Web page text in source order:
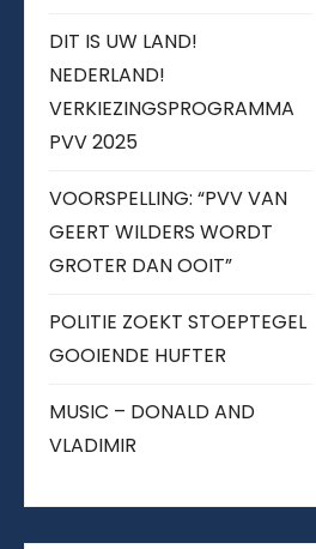
DIT IS UW LAND!
NEDERLAND!
VERKIEZINGSPROGRAMMA
PVV 2025
VOORSPELLING: “PVV VAN
GEERT WILDERS WORDT
GROTER DAN OOIT”
POLITIE ZOEKT STOEPTEGEL
GOOIENDE HUFTER
MUSIC – DONALD AND
VLADIMIR